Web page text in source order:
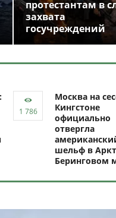
протестантам в
захвата
госучреждений
Москва на
Кингстоне
официально
отвергла
шельф в
Беринговом